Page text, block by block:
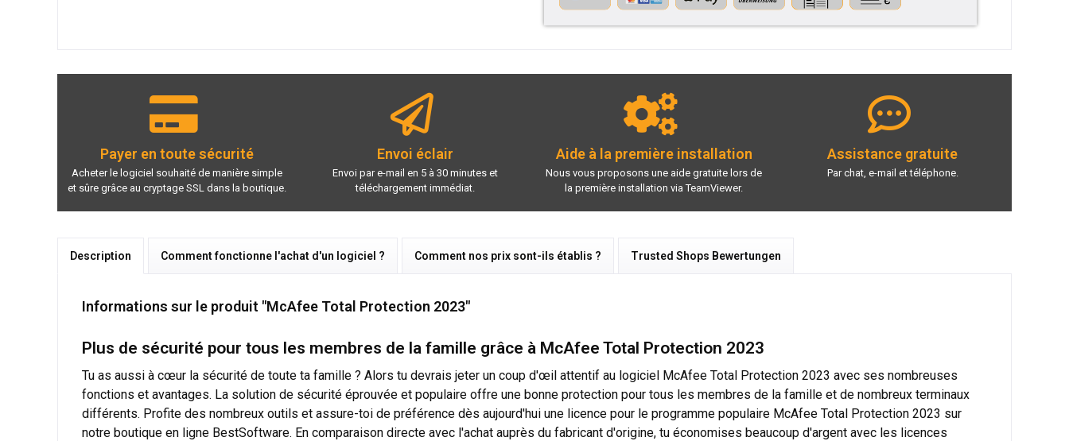
Payer en toute sécurité
Acheter le logiciel souhaité de manière simple
et sûre grâce au cryptage SSL dans la boutique.
Envoi éclair
Envoi par e-mail en 5 à 30 minutes et
téléchargement immédiat.
Aide à la première installation
Nous vous proposons une aide gratuite lors de
la première installation via TeamViewer.
Assistance gratuite
Par chat, e-mail et téléphone.
Description Comment fonctionne l'achat d'un logiciel ? Comment nos prix sont-ils établis ? Trusted Shops Bewertungen
Informations sur le produit "McAfee Total Protection 2023"
Plus de sécurité pour tous les membres de la famille grâce à McAfee Total Protection 2023
Tu as aussi à cœur la sécurité de toute ta famille ? Alors tu devrais jeter un coup d'œil attentif au logiciel McAfee Total Protection 2023 avec ses nombreuses
fonctions et avantages. La solution de sécurité éprouvée et populaire offre une bonne protection pour tous les membres de la famille et de nombreux terminaux
différents. Profite des nombreux outils et assure-toi de préférence dès aujourd'hui une licence pour le programme populaire McAfee Total Protection 2023 sur
notre boutique en ligne BestSoftware. En comparaison directe avec l'achat auprès du fabricant d'origine, tu économises beaucoup d'argent avec les licences